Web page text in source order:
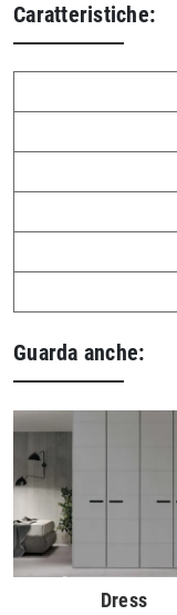
Caratteristiche:
Guarda anche:
Dress